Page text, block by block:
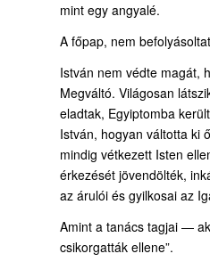
mint egy angyalé.
A főpap, nem
István nem védte magát,
Megváltó. Világosan
eladtak, Egyiptomba
István, hogyan váltotta ki
mindig vétkezett Isten
érkezését jövendölték,
az árulói és gyilkosai az
Amint a tanács tagjai —
csikorgatták ellene”.